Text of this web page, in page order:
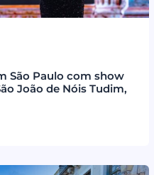
São Paulo com show
João de Nóis Tudim,